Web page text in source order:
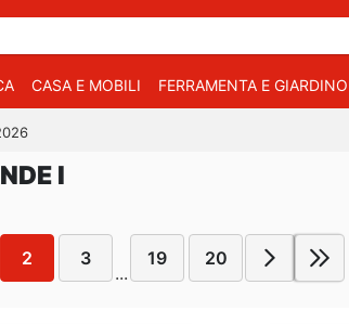
CASA E MOBILI FERRAMENTA E GIARDINO
I
2 3
...
19 20